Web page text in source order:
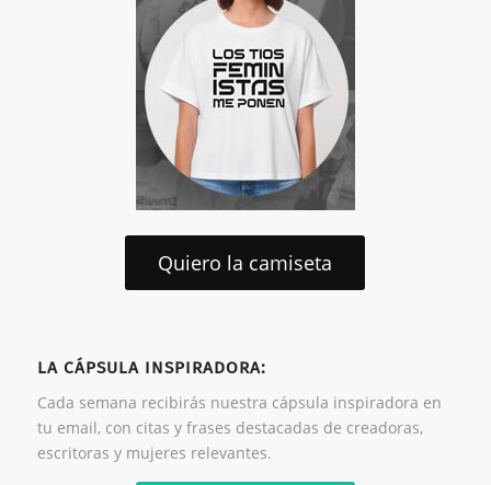
Quiero la camiseta
LA CÁPSULA INSPIRADORA:
Cada semana recibirás nuestra cápsula inspiradora en
tu email, con citas y frases destacadas de creadoras,
escritoras y mujeres relevantes.